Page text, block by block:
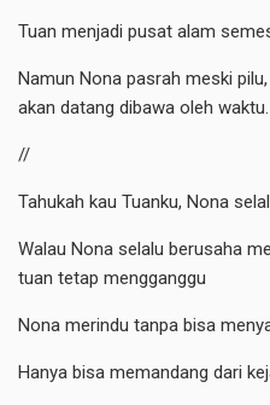
Tuan menjadi pusat alam
Namun Nona pasrah meski
akan datang dibawa oleh waktu.
//
Tahukah kau Tuanku, Nona
Walau Nona selalu berusaha
tuan tetap mengganggu
Nona merindu tanpa bisa
Hanya bisa memandang dari